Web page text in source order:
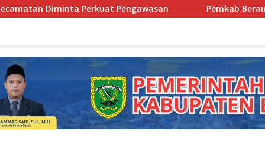
Pemkab Berau Siapkan Regenerasi